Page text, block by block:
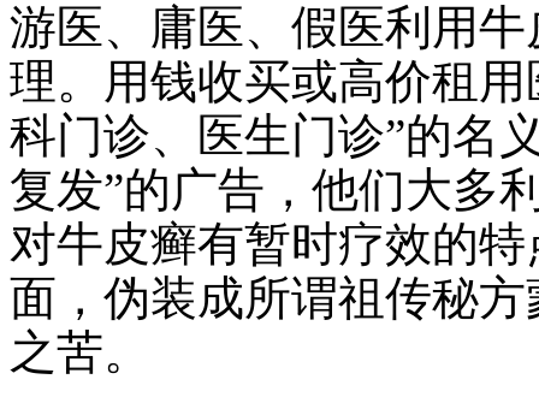
游医、庸医、假医利用
理。用钱收买或高价租
科门诊、医生门诊”的名
复发”的广告，他们大多
对牛皮癣有暂时疗效的
面，伪装成所谓祖传秘
之苦。